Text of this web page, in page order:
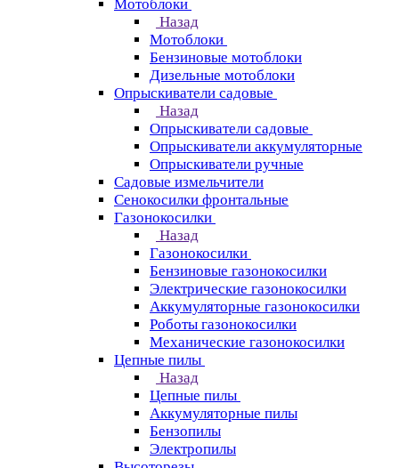
Мотоблоки
Назад
Мотоблоки
Бензиновые мотоблоки
Дизельные мотоблоки
Опрыскиватели садовые
Назад
Опрыскиватели садовые
Опрыскиватели аккумуляторные
Опрыскиватели ручные
Садовые измельчители
Сенокосилки фронтальные
Газонокосилки
Назад
Газонокосилки
Бензиновые газонокосилки
Электрические газонокосилки
Аккумуляторные газонокосилки
Роботы газонокосилки
Механические газонокосилки
Цепные пилы
Назад
Цепные пилы
Аккумуляторные пилы
Бензопилы
Электропилы